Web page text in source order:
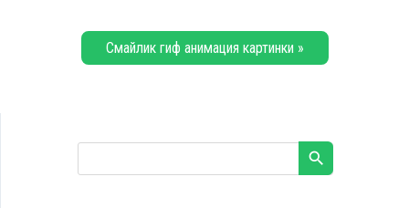
Смайлик гиф анимация картинки »